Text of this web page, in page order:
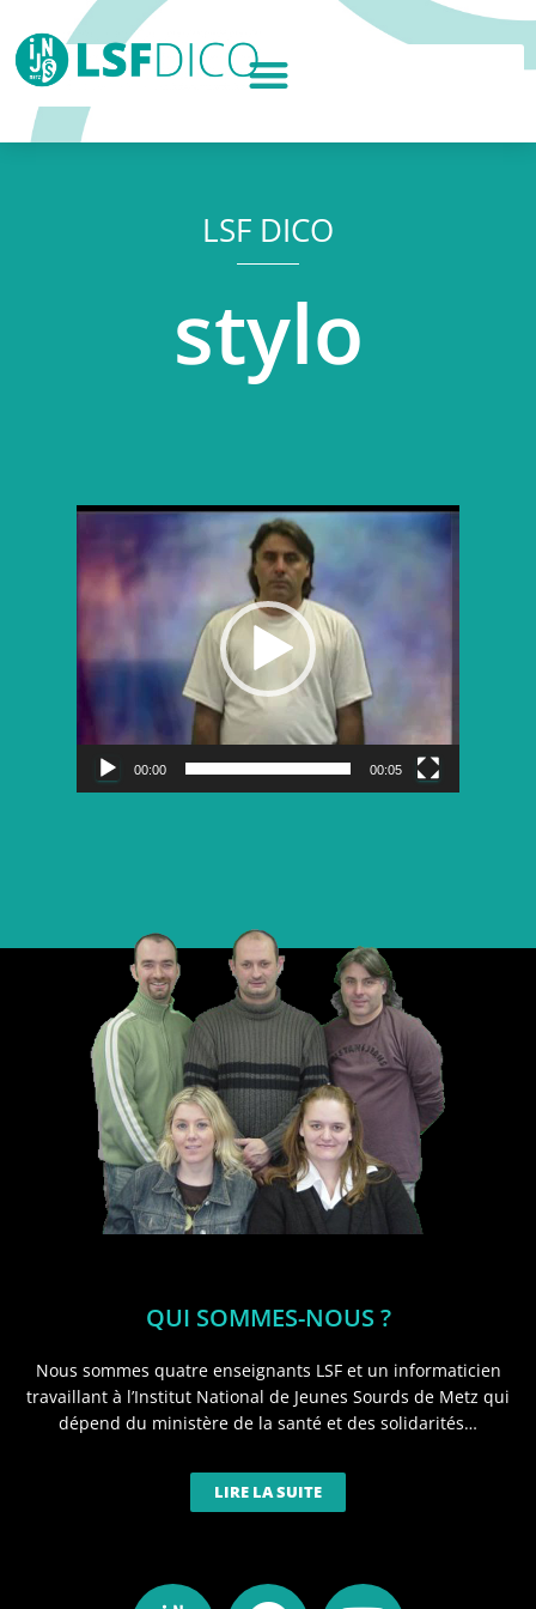
LSF DICO
stylo
Lecteur
vidéo
00:00 00:05
QUI SOMMES-NOUS ?
Nous sommes quatre enseignants LSF et un informaticien
travaillant à l’Institut National de Jeunes Sourds de Metz qui
dépend du ministère de la santé et des solidarités…
LIRE LA SUITE